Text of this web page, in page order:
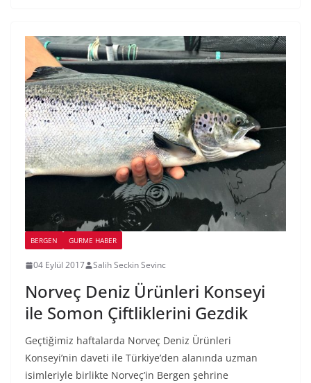
BERGEN GURME HABER
04 Eylül 2017 Salih Seckin Sevinc
Norveç Deniz Ürünleri Konseyi
ile Somon Çiftliklerini Gezdik
Geçtiğimiz haftalarda Norveç Deniz Ürünleri
Konseyi’nin daveti ile Türkiye’den alanında uzman
isimleriyle birlikte Norveç’in Bergen şehrine